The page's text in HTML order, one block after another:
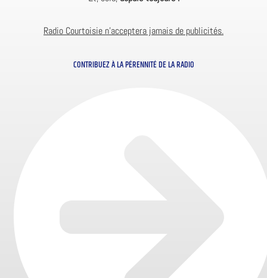
Radio Courtoisie n’acceptera jamais de publicités.
CONTRIBUEZ À LA PÉRENNITÉ DE LA RADIO